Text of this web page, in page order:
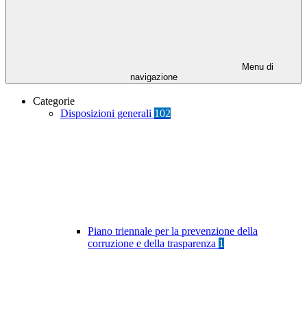
Menu di
navigazione
Categorie
Disposizioni generali 102
Piano triennale per la prevenzione della
corruzione e della trasparenza 1